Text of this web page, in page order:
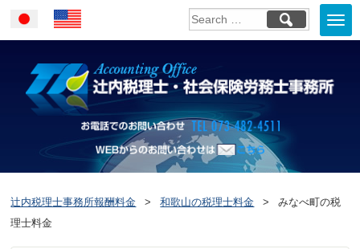
JapaneseEnglish
お電話でのお
WEBからのお問い合わせはこ
辻内税理士事務所報酬料金 > 和歌山の税理士料金 >
みなべ町の税
理士料金